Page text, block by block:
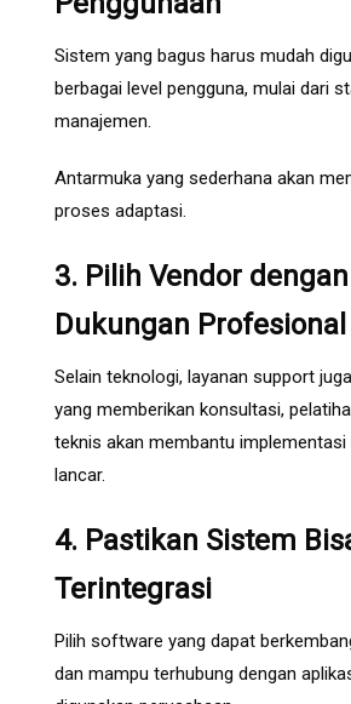
Sistem yang bagus harus mudah
berbagai level pengguna, mulai dari
manajemen.
Antarmuka yang sederhana akan
proses adaptasi.
3. Pilih Vendor dengan
Dukungan Profesional
Selain teknologi, layanan support
yang memberikan konsultasi,
teknis akan membantu implementasi
lancar.
4. Pastikan Sistem
Terintegrasi
Pilih software yang dapat
dan mampu terhubung dengan